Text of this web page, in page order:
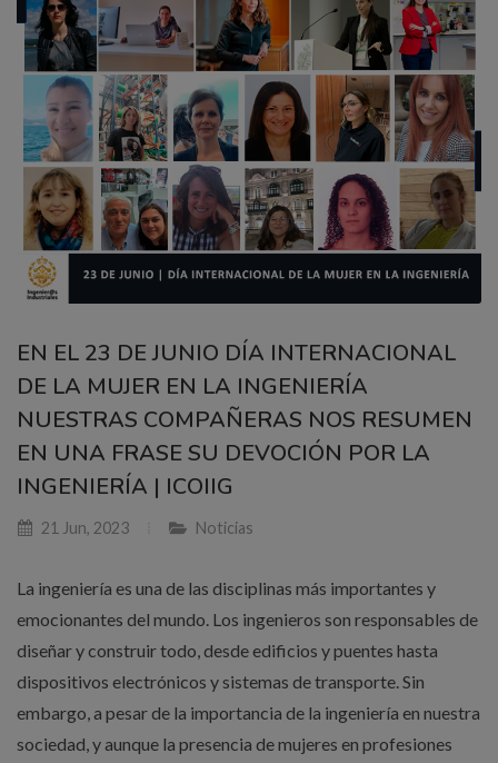
EN EL 23 DE JUNIO DÍA INTERNACIONAL
DE LA MUJER EN LA INGENIERÍA
NUESTRAS COMPAÑERAS NOS RESUMEN
EN UNA FRASE SU DEVOCIÓN POR LA
INGENIERÍA | ICOIIG
21 Jun, 2023 Noticias
La ingeniería es una de las disciplinas más importantes y
emocionantes del mundo. Los ingenieros son responsables de
diseñar y construir todo, desde edificios y puentes hasta
dispositivos electrónicos y sistemas de transporte. Sin
embargo, a pesar de la importancia de la ingeniería en nuestra
sociedad, y aunque la presencia de mujeres en profesiones